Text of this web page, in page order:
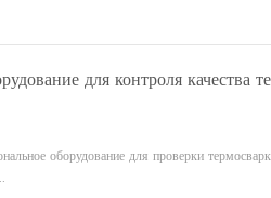
для контроля качества
оборудование для проверки